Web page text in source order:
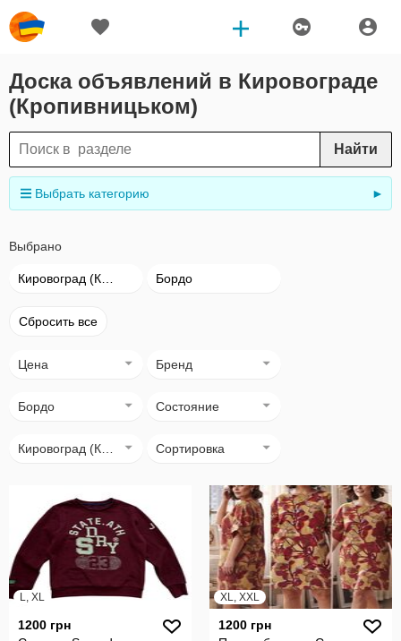
Доска объявлений в Кировограде
(Кропивницьком)
Найти
Выбрать категорию ►
Выбрано
Бордо
Сбросить все
Цена Бренд
Бордо Состояние
Сортировка
L, XL
1200 грн
XL, XXL
1200 грн